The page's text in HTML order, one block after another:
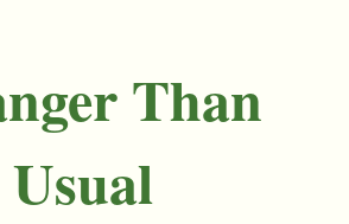
Than
Usual